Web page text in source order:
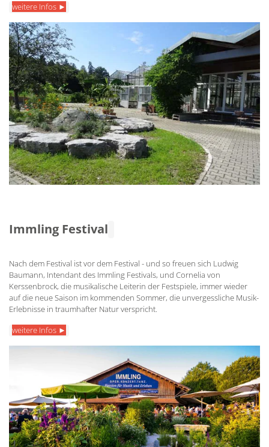
weitere Infos ►
Immling Festival
Nach dem Festival ist vor dem Festival - und so freuen sich Ludwig
Baumann, Intendant des Immling Festivals, und Cornelia von
Kerssenbrock, die musikalische Leiterin der Festspiele, immer wieder
auf die neue Saison im kommenden Sommer, die unvergessliche Musik-
Erlebnisse in traumhafter Natur verspricht.
weitere Infos ►